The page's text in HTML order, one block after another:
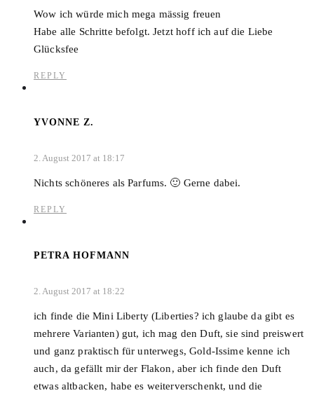
Wow ich würde mich mega mässig freuen
Habe alle Schritte befolgt. Jetzt hoff ich auf die Liebe
Glücksfee
REPLY
YVONNE Z.
2. August 2017 at 18:17
Nichts schöneres als Parfums. 🙂 Gerne dabei.
REPLY
PETRA HOFMANN
2. August 2017 at 18:22
ich finde die Mini Liberty (Liberties? ich glaube da gibt es
mehrere Varianten) gut, ich mag den Duft, sie sind preiswert
und ganz praktisch für unterwegs, Gold-Issime kenne ich
auch, da gefällt mir der Flakon, aber ich finde den Duft
etwas altbacken, habe es weiterverschenkt, und die